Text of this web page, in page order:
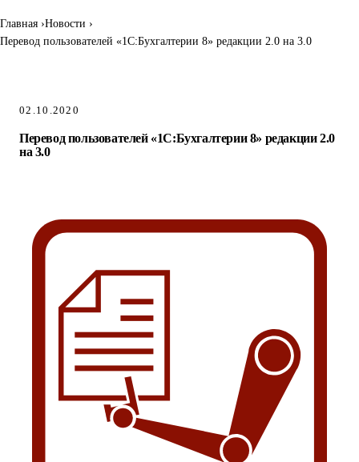
Главная Новости
Перевод пользователей «1С:Бухгалтерии 8» редакции 2.0 на 3.0
02.10.2020
Перевод пользователей «1С:Бухгалтерии 8» редакции 2.0
на 3.0